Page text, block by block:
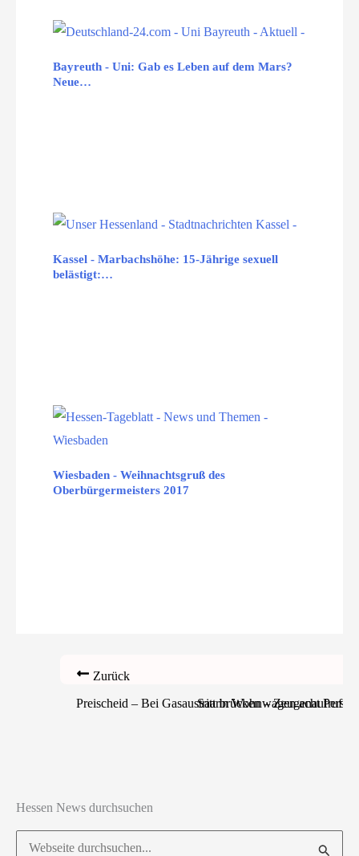
Bayreuth - Uni: Gab es Leben auf dem Mars?
Neue…
Kassel - Marbachshöhe: 15-Jährige sexuell
belästigt:…
Wiesbaden - Weihnachtsgruß des
Oberbürgermeisters 2017
Zurück
Preischeid – Bei Gasaustritt in Wohnwagen acht
Saarbrücken – Zeugenaufruf
Hessen News durchsuchen
Suchen